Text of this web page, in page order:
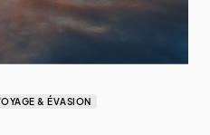
& ÉVASION